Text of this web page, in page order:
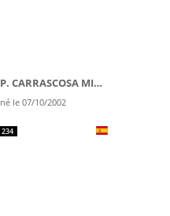
P. CARRASCOSA MILLER
né le 07/10/2002
234